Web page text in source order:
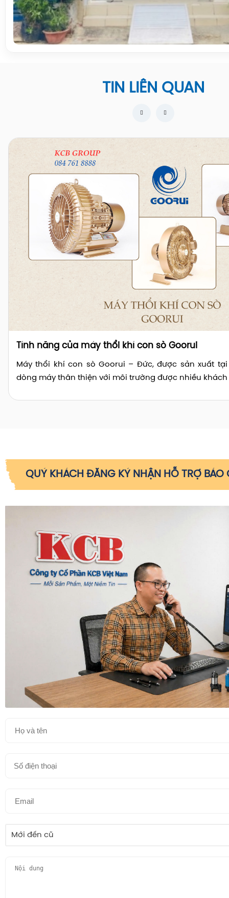
TIN LIÊN QUAN
Tính năng của máy thổi khí con sò Goorui
Máy thổi khí con sò Goorui – Đức, được sản xuất tại
dòng máy thân thiện với môi trường được nhiều
QUÝ KHÁCH ĐĂNG KÝ NHẬN HỖ TRỢ BÁO
Mới đến cũ